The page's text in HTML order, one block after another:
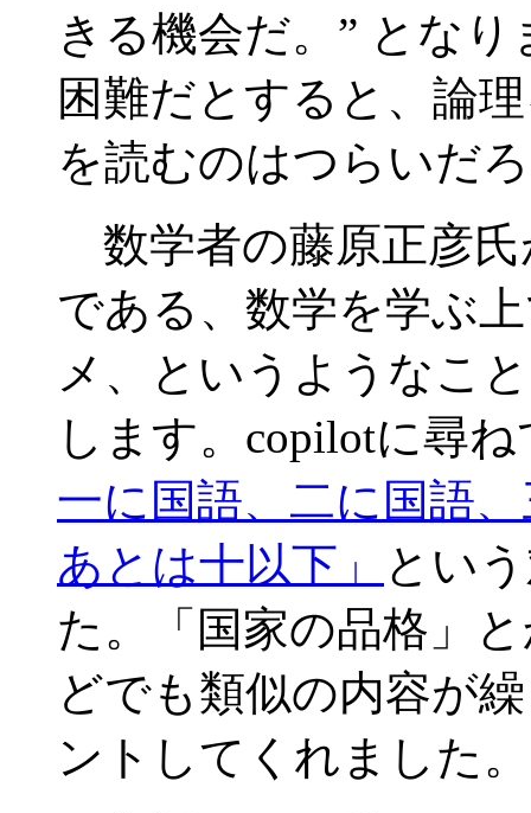
きる機会だ。” とな
困難だとすると、論
を読むのはつらいだ
数学者の藤原正彦氏
である、数学を学ぶ
メ、というようなこ
します。copilotに尋
一に国語、二に国語
あとは十以下」
とい
た。「国家の品格」
どでも類似の内容が
ントしてくれました。